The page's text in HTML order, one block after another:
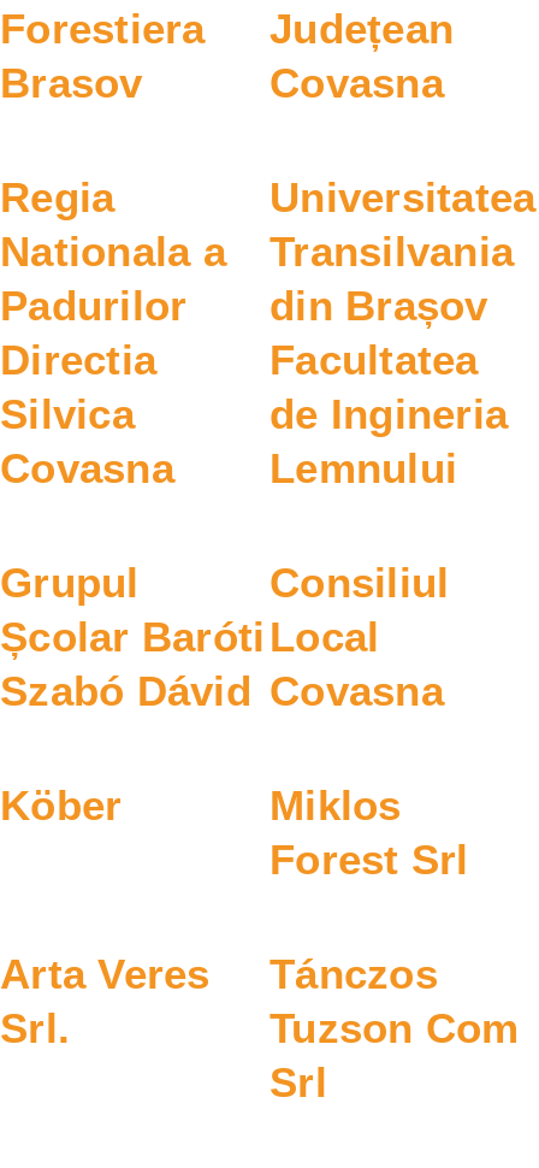
Forestiera
Brasov
Județean
Covasna
Regia
Nationala a
Padurilor
Directia
Silvica
Covasna
Universitatea
Transilvania
din Brașov
Facultatea
de Ingineria
Lemnului
Grupul
Școlar Baróti
Szabó Dávid
Consiliul
Local
Covasna
Köber
Miklos
Forest Srl
Arta Veres
Srl.
Tánczos
Tuzson Com
Srl